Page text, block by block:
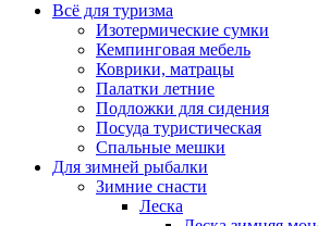
Всё для туризма
Изотермические сумки
Кемпинговая мебель
Коврики, матрацы
Палатки летние
Подложки для сидения
Посуда туристическая
Спальные мешки
Для зимней рыбалки
Зимние снасти
Леска